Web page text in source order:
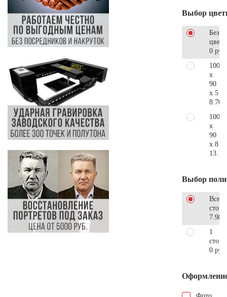
Выбор
Без
0 руб.
100
x
90
x 5
100
x
90
x 8
Выбор
Все
1
0 руб.